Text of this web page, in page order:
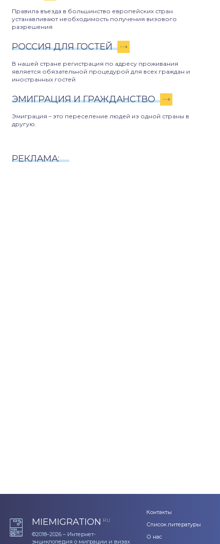
Правила въезда в большинство европейских стран
устанавливают необходимость получения визового
разрешения
РОССИЯ ДЛЯ ГОСТЕЙ
В нашей стране регистрация по адресу проживания
является обязательной процедурой для всех граждан и
иностранных гостей
ЭМИГРАЦИЯ И ГРАЖДАНСТВО
Эмиграция – это переселение людей из одной страны в
другую.
РЕКЛАМА:
MIEMIGRATION RU
©2018–2026 – Интернет-
энциклопедия о миграции и визах
Контакты
Список литературы
О нас